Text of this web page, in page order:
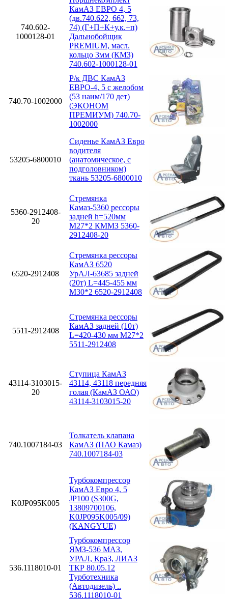
740.602-
1000128-01
КамАЗ ЕВРО 4, 5
(дв.740.622, 662, 73,
74) (Г+П+К+у.к.+п)
Дальнобойщик
PREMIUM, масл.
кольцо 3мм (КМЗ)
740.602-1000128-01
740.70-1002000
Р/к ДВС КамАЗ
ЕВРО-4, 5 с желобом
(53 наим/170 дет)
(ЭКОНОМ
ПРЕМИУМ) 740.70-
1002000
53205-6800010
Сиденье КамАЗ Евро
водителя
(анатомическое, с
подголовником)
ткань 53205-6800010
5360-2912408-
20
Стремянка
Камаз-5360 рессоры
задней h=520мм
М27*2 КММЗ 5360-
2912408-20
6520-2912408
Стремянка рессоры
КамАЗ 6520
УрАЛ-63685 задней
(20т) L=445-455 мм
М30*2 6520-2912408
5511-2912408
Стремянка рессоры
КамАЗ задней (10т)
L=420-430 мм М27*2
5511-2912408
43114-3103015-
20
Ступица КамАЗ
43114, 43118 передняя
голая (КамАЗ ОАО)
43114-3103015-20
740.1007184-03
Толкатель клапана
КамАЗ (ПАО Камаз)
740.1007184-03
K0JP095K005
Турбокомпрессор
КамАЗ Евро 4, 5
JP100 (S300G,
13809700106,
K0JP095K005/09)
(KANGYUE)
536.1118010-01
Турбокомпрессор
ЯМЗ-536 МАЗ,
УРАЛ, КраЗ, ЛИАЗ
ТКР 80.05.12
Турботехника
(Автодизель) ..
536.1118010-01